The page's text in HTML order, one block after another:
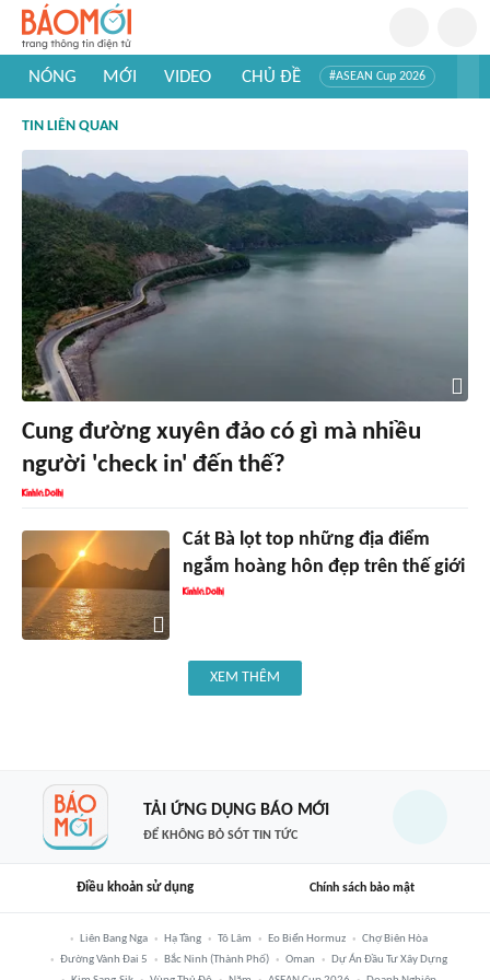
NÓNG MỚI VIDEO CHỦ ĐỀ #ASEAN Cup 2026
#Khám phá thế giới
TIN LIÊN QUAN
Cung đường xuyên đảo có gì mà nhiều
người 'check in' đến thế?
Cát Bà lọt top những địa điểm
ngắm hoàng hôn đẹp trên thế giới
XEM THÊM
TẢI ỨNG DỤNG BÁO MỚI
ĐỂ KHÔNG BỎ SÓT TIN TỨC
Điều khoản sử dụng Chính sách bảo mật
Liên Bang Nga Hạ Tầng Tô Lâm Eo Biển Hormuz
Chợ Biên Hòa
Đường Vành Đai 5
Bắc Ninh (thành Phố) Oman
Dự Án Đầu Tư Xây Dựng